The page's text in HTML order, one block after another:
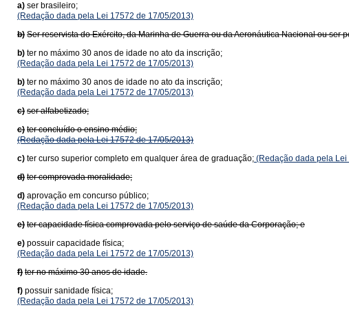
a) ser brasileiro;
(Redação dada pela Lei 17572 de 17/05/2013)
b) Ser reservista do Exército, da Marinha de Guerra ou da Aeronáutica Nacional ou ser
b) ter no máximo 30 anos de idade no ato da inscrição;
(Redação dada pela Lei 17572 de 17/05/2013)
b) ter no máximo 30 anos de idade no ato da inscrição;
(Redação dada pela Lei 17572 de 17/05/2013)
c) ser alfabetizado;
c) ter concluído o ensino médio;
(Redação dada pela Lei 17572 de 17/05/2013)
c) ter curso superior completo em qualquer área de graduação; (Redação dada pela
d) ter comprovada moralidade;
d) aprovação em concurso público;
(Redação dada pela Lei 17572 de 17/05/2013)
e) ter capacidade física comprovada pelo serviço de saúde da Corporação; e
e) possuir capacidade física;
(Redação dada pela Lei 17572 de 17/05/2013)
f) ter no máximo 30 anos de idade.
f) possuir sanidade física;
(Redação dada pela Lei 17572 de 17/05/2013)